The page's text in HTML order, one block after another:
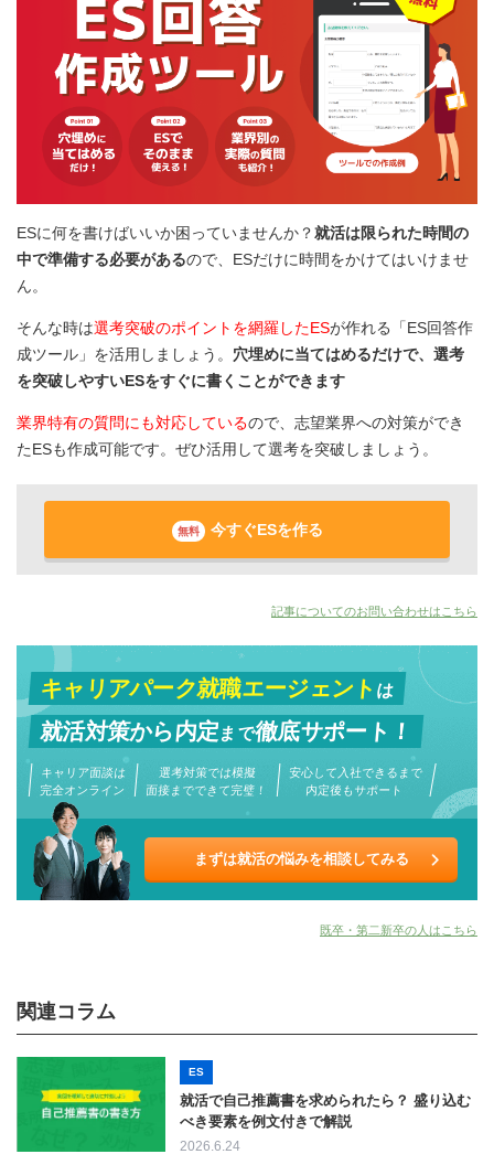
ESに何を書けばいいか困っていませんか？就活は限られた時間の
中で準備する必要があるので、ESだけに時間をかけてはいけませ
ん。
そんな時は選考突破のポイントを網羅したESが作れる「ES回答作
成ツール」を活用しましょう。 穴埋めに当てはめるだけで、選考
を突破しやすいESをすぐに書くことができます
業界特有の質問にも対応しているので、志望業界への対策ができ
たESも作成可能です。ぜひ活用して選考を突破しましょう。
無料 今すぐESを作る
記事についてのお問い合わせはこちら
キャリアパーク就職エージェントは
就活対策から内定まで徹底サポート！
キャリア面談は
完全オンライン
選考対策では模擬
面接までできて完璧！
安心して入社できるまで
内定後もサポート
まずは就活の悩みを相談してみる
既卒・第二新卒の人はこちら
関連コラム
ES
就活で自己推薦書を求められたら？ 盛り込む
べき要素を例文付きで解説
2026.6.24